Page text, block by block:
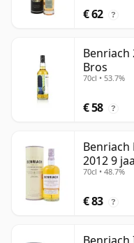
€ 62 ?
Benriach
Bros
70cl • 53.7%
€ 58 ?
Benriach
2012 9
70cl • 48.7%
€ 83 ?